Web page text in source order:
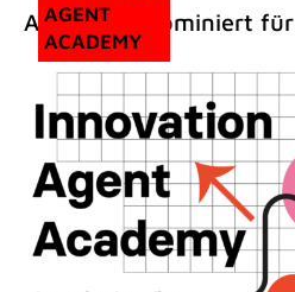
Außerdem nominiert für
AGENT
ACADEMY